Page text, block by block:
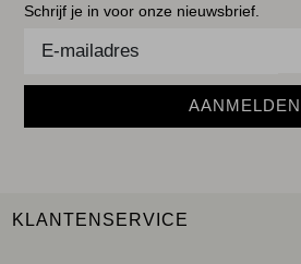
Schrijf je in voor onze nieuwsbrief.
AANMELDEN
KLANTENSERVICE